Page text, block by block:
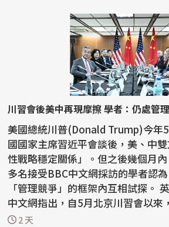
川習會後美中再現摩擦 學者：仍處管
美國總統川普(Donald Trump)今年
國國家主席習近平會談後，美、中
性戰略穩定關係」。但之後幾個月
多名接受BBC中文網採訪的學者認
「管理競爭」的框架內互相試探。 英國廣播公司(BBC)
中文網指出，自5月北京川習會以來
「一邊...
2 天